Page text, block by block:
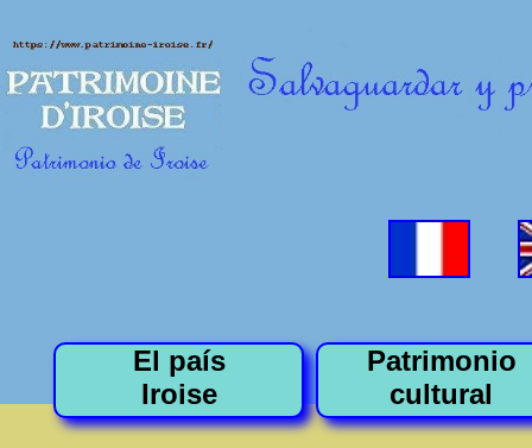
El país
Iroise
Patrimonio
cultural